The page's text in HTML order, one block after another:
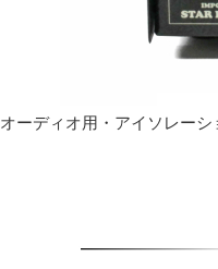
オーディオ用・アイソレー